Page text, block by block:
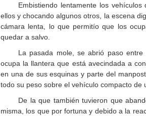
Embistiendo lentamente los
ellos y chocando algunos otros, la escena
cámara lenta, lo que permitío que los
quedar a salvo.
La pasada mole, se abrió paso
ocupa la llantera que está avecindada a
en una de sus esquinas y parte del
todo su peso sobre el vehículo compacto de
De la que también tuvieron que
misma, los que por fortuna y debido a la